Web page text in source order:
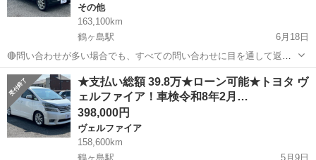
その他
163,100km
鶴ヶ島駅
6月18日
🔴問い合わせが多い場合でも、すべての問い合わせに目を通して返信
しておりますので、気にせずお気軽にお問い合わせください😊 ◆出品
番号◆ Y5E1316 ◆支払い総額◆ 29.8万円 ローン可能！ 提携ローン会
社による審査...
埼玉 川越市 鶴ヶ島駅 その他
★支払い総額 39.8万★ローン可能★トヨタ ヴ
ェルファイア！車検令和8年2月…
398,000円
ヴェルファイア
158,600km
鶴ヶ島駅
5月9日